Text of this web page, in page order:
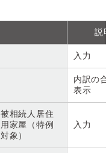
説明
入力
内訳の合
表示
被相続人居住
用家屋（特例
対象）
入力